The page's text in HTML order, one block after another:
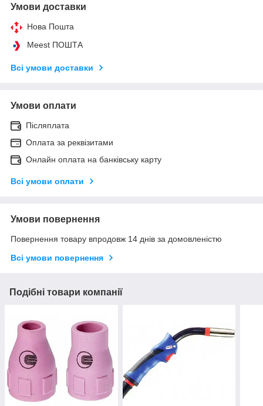
Умови доставки
Нова Пошта
Meest ПОШТА
Всі умови доставки
Умови оплати
Післяплата
Оплата за реквізитами
Онлайн оплата на банківську карту
Всі умови оплати
Умови повернення
Повернення товару впродовж 14 днів за домовленістю
Всі умови повернення
Подібні товари компанії